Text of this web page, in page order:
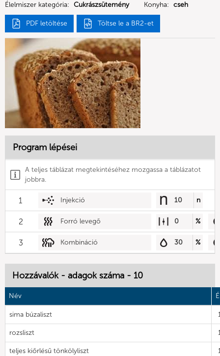
Élelmiszer kategória: Cukrászsütemény Konyha: cseh
PDF letöltése Töltse le a BR2-et
Program lépései
A teljes táblázat megtekintéséhez mozgassa a táblázatot
jobbra.
1 Injekció 10 n
2 Forró levegő 0 %
3 Kombináció 30 %
Hozzávalók - adagok száma - 10
Név
sima búzaliszt
rozsliszt
teljes kiőrlésű tönkölyliszt